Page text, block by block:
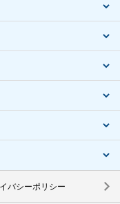
バシーポリシー